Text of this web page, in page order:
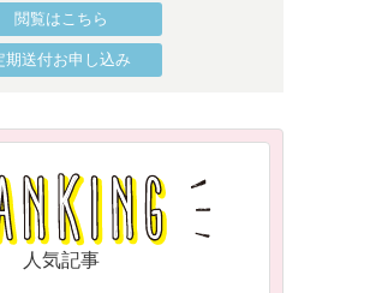
閲覧はこちら
期送付お申し込み
人気記事